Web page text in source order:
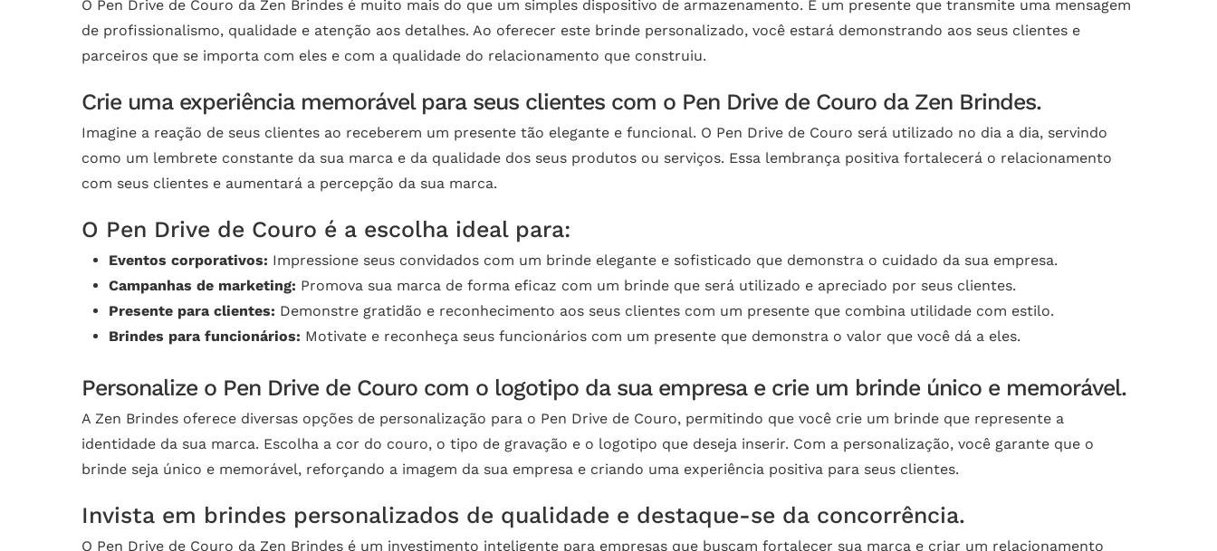
O Pen Drive de Couro da Zen Brindes é muito mais do que um simples dispositivo de armazenamento. É um presente que transmite uma mensagem
de profissionalismo, qualidade e atenção aos detalhes. Ao oferecer este brinde personalizado, você estará demonstrando aos seus clientes e
parceiros que se importa com eles e com a qualidade do relacionamento que construiu.
Crie uma experiência memorável para seus clientes com o Pen Drive de Couro da Zen Brindes.
Imagine a reação de seus clientes ao receberem um presente tão elegante e funcional. O Pen Drive de Couro será utilizado no dia a dia, servindo
como um lembrete constante da sua marca e da qualidade dos seus produtos ou serviços. Essa lembrança positiva fortalecerá o relacionamento
com seus clientes e aumentará a percepção da sua marca.
O Pen Drive de Couro é a escolha ideal para:
Eventos corporativos: Impressione seus convidados com um brinde elegante e sofisticado que demonstra o cuidado da sua empresa.
Campanhas de marketing: Promova sua marca de forma eficaz com um brinde que será utilizado e apreciado por seus clientes.
Presente para clientes: Demonstre gratidão e reconhecimento aos seus clientes com um presente que combina utilidade com estilo.
Brindes para funcionários: Motivate e reconheça seus funcionários com um presente que demonstra o valor que você dá a eles.
Personalize o Pen Drive de Couro com o logotipo da sua empresa e crie um brinde único e memorável.
A Zen Brindes oferece diversas opções de personalização para o Pen Drive de Couro, permitindo que você crie um brinde que represente a
identidade da sua marca. Escolha a cor do couro, o tipo de gravação e o logotipo que deseja inserir. Com a personalização, você garante que o
brinde seja único e memorável, reforçando a imagem da sua empresa e criando uma experiência positiva para seus clientes.
Invista em brindes personalizados de qualidade e destaque-se da concorrência.
O Pen Drive de Couro da Zen Brindes é um investimento inteligente para empresas que buscam fortalecer sua marca e criar um relacionamento